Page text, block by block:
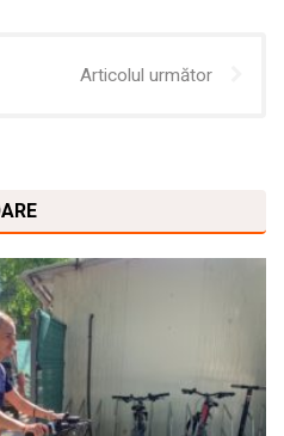
Articolul următor